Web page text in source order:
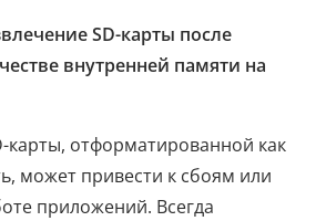
SD-карты после
внутренней памяти на
карты, отформатированной как
может привести к сбоям или
приложений. Всегда